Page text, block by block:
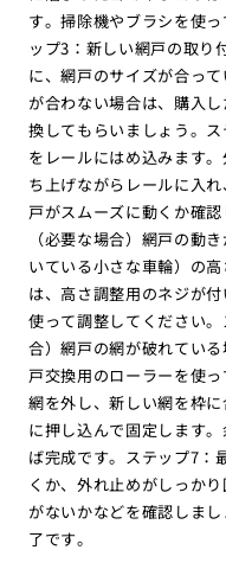
す。掃除機やブラシを使
ップ3：新しい網戸の取り
に、網戸のサイズが合っ
が合わない場合は、購入
換してもらいましょう。
をレールにはめ込みます
ち上げながらレールに入
戸がスムーズに動くか確
（必要な場合）網戸の動
いている小さな車輪）の
は、高さ調整用のネジが
使って調整してください
合）網戸の網が破れてい
戸交換用のローラーを使
網を外し、新しい網を枠
に押し込んで固定します
ば完成です。ステップ7：
くか、外れ止めがしっか
がないかなどを確認しま
了です。